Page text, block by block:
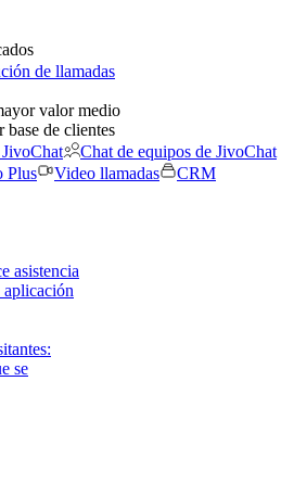
de llamadas
valor medio
base de clientes
Chat de equipos de JivoChat
Plus Video llamadas
CRM
asistencia
aplicación
se